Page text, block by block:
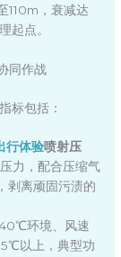
110m，衰减达
起点。
同作战
标包括：
行体验喷射压
力，配合压缩气
剥离顽固污渍的
40℃环境、风速
以上，典型功